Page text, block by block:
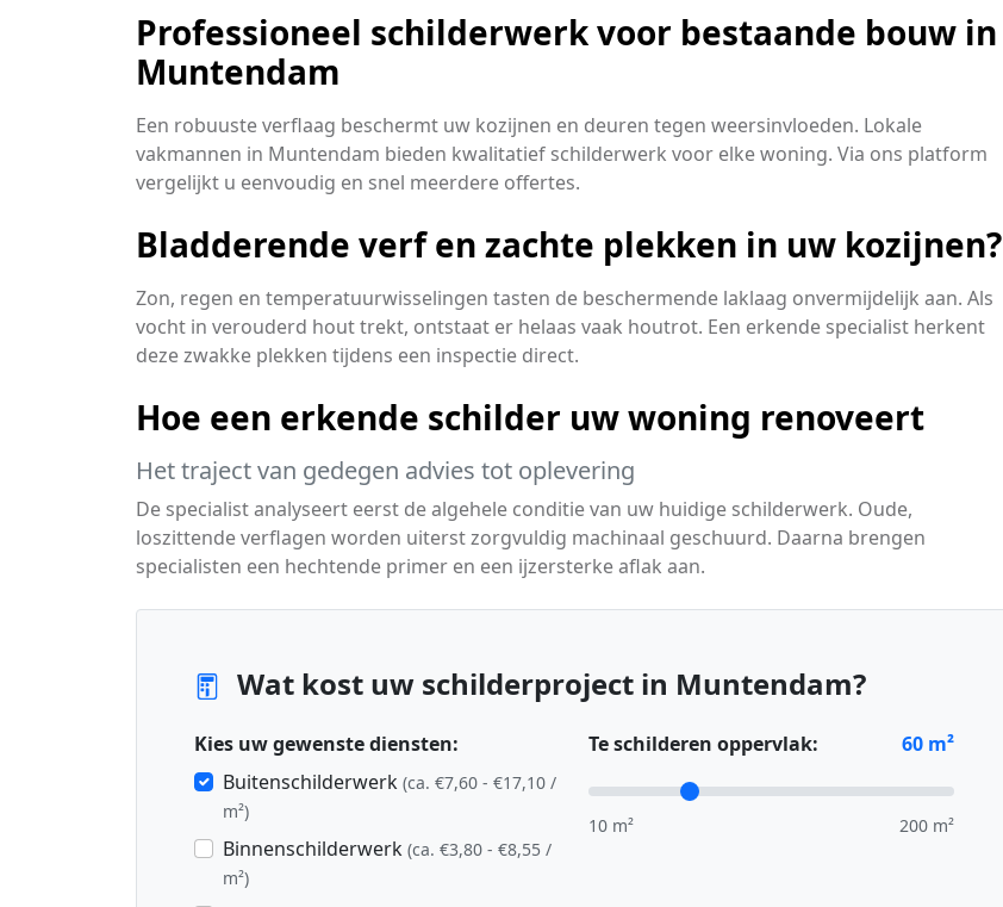
Professioneel schilderwerk voor bestaande bouw in
Muntendam
Een robuuste verflaag beschermt uw kozijnen en deuren tegen weersinvloeden. Lokale
vakmannen in Muntendam bieden kwalitatief schilderwerk voor elke woning. Via ons platform
vergelijkt u eenvoudig en snel meerdere offertes.
Bladderende verf en zachte plekken in uw kozijnen?
Zon, regen en temperatuurwisselingen tasten de beschermende laklaag onvermijdelijk aan. Als
vocht in verouderd hout trekt, ontstaat er helaas vaak houtrot. Een erkende specialist herkent
deze zwakke plekken tijdens een inspectie direct.
Hoe een erkende schilder uw woning renoveert
Het traject van gedegen advies tot oplevering
De specialist analyseert eerst de algehele conditie van uw huidige schilderwerk. Oude,
loszittende verflagen worden uiterst zorgvuldig machinaal geschuurd. Daarna brengen
specialisten een hechtende primer en een ijzersterke aflak aan.
Wat kost uw schilderproject in Muntendam?
Kies uw gewenste diensten:
Buitenschilderwerk (ca. €7,60 - €17,10 /
m²)
Binnenschilderwerk (ca. €3,80 - €8,55 /
m²)
Te schilderen oppervlak: 60 m²
10 m² 200 m²